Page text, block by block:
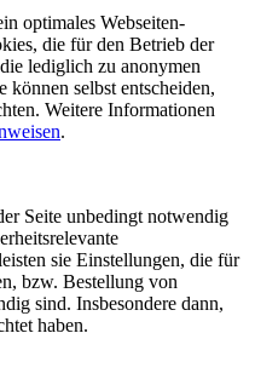
optimales Webseiten-
die für den Betrieb der
lediglich zu anonymen
können selbst entscheiden,
Weitere Informationen
.
Seite unbedingt notwendig
sie Einstellungen, die für
bzw. Bestellung von
sind. Insbesondere dann,
haben.